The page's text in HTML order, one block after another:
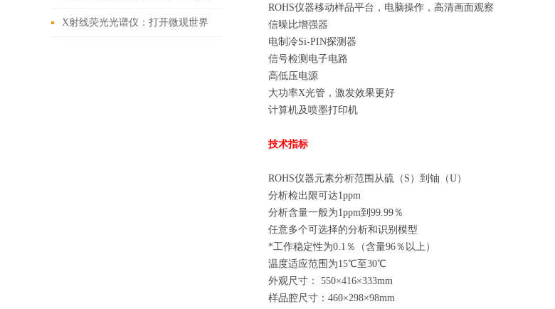
X射线荧光光谱仪：打开微观世界
ROHS仪器移动样品平台，电脑操作，高清画面观察
信噪比增强器
电制冷Si-PIN探测器
信号检测电子电路
高低压电源
大功率X光管，激发效果更好
计算机及喷墨打印机
技术指标
ROHS仪器元素分析范围从硫（S）到铀（U）
分析检出限可达1ppm
分析含量一般为1ppm到99.99％
任意多个可选择的分析和识别模型
*工作稳定性为0.1％（含量96％以上）
温度适应范围为15℃至30℃
外观尺寸： 550×416×333mm
样品腔尺寸：460×298×98mm